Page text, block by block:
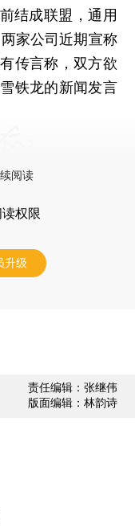
结成联盟，通用
家公司近期宣称
传言称，双方欲
铁龙的新闻发言
阅读
权限
升级
责任编辑：张继伟
版面编辑：林韵诗